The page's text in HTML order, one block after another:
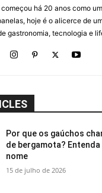
há 20 anos como
hoje é o alicerce de
gastronomia, tecnologia e
Por que os gaúchos
de bergamota?
nome
15 de julho de 2026